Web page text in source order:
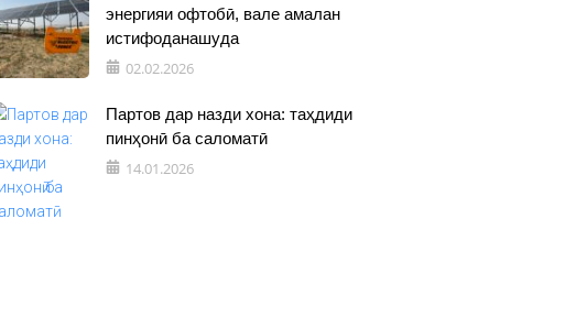
энергияи офтобӣ, вале амалан
истифоданашуда
02.02.2026
Партов дар назди хона: таҳдиди
пинҳонӣ ба саломатӣ
14.01.2026